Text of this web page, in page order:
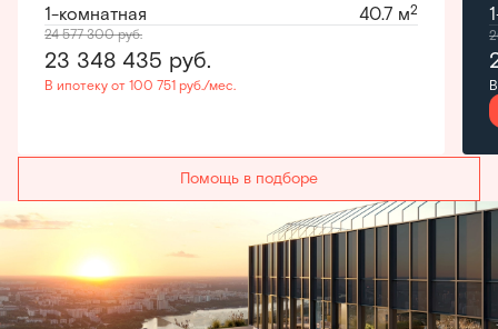
1-комнатная 40.7 м2
24 577 300руб.
23 348 435 руб.
В ипотеку от 100 751 руб./мес.
Помощь в подборе